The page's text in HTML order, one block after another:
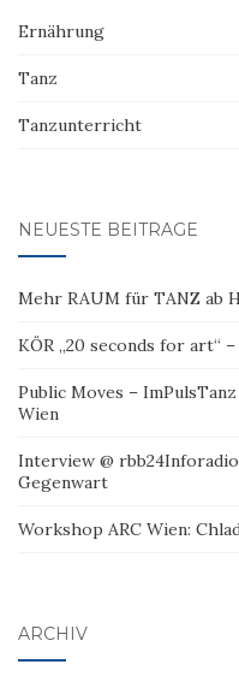
Ernährung
Tanz
Tanzunterricht
NEUESTE BEITRÄGE
Mehr RAUM für TANZ ab
KÖR „20 seconds for art“
Public Moves –
Wien
Interview @
Gegenwart
Workshop ARC Wien:
ARCHIV